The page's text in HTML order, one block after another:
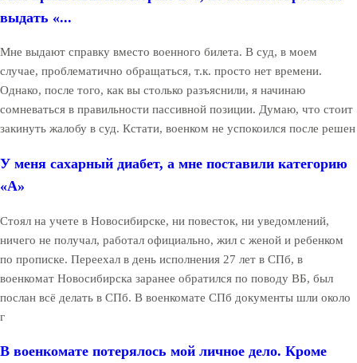
выдать «...
Мне выдают справку вместо военного билета. В суд, в моем
случае, проблематично обращаться, т.к. просто нет времени.
Однако, после того, как вы столько разъяснили, я начинаю
сомневаться в правильности пассивной позиции. Думаю, что стоит
закинуть жалобу в суд. Кстати, военком не успокоился после решен
У меня сахарный диабет, а мне поставили категорию
«А»
Стоял на учете в Новосибирске, ни повесток, ни уведомлений,
ничего не получал, работал официально, жил с женой и ребенком
по прописке. Переехал в день исполнения 27 лет в СПб, в
военкомат Новосибирска заранее обратился по поводу ВБ, был
послан всё делать в СПб. В военкомате СПб документы шли около
г
В военкомате потерялось мой личное дело. Кроме